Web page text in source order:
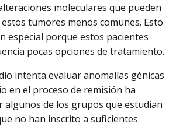
moleculares que pueden
tumores menos comunes. Esto
especial porque estos pacientes
pocas opciones de tratamiento.
intenta evaluar anomalías génicas
en el proceso de remisión ha
algunos de los grupos que estudian
no han inscrito a suficientes